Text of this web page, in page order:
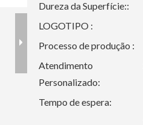
Dureza da Superfície::
LOGOTIPO :
Processo de produção :
Atendimento
Personalizado:
Tempo de espera: